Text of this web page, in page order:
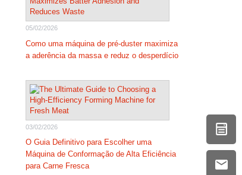
05/02/2026
Como uma máquina de pré-duster maximiza
a aderência da massa e reduz o desperdício
03/02/2026
O Guia Definitivo para Escolher uma
Máquina de Conformação de Alta Eficiência
para Carne Fresca